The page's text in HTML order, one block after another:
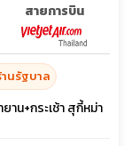
สายการบิน
านรัฐบาล
น+กระเช้า สุกี้หม่า